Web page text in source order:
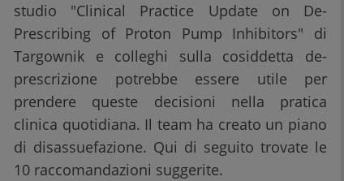
studio "Clinical Practice Update on De-
Prescribing of Proton Pump Inhibitors" di
Targownik e colleghi sulla cosiddetta de-
prescrizione potrebbe essere utile per
prendere queste decisioni nella pratica
clinica quotidiana. Il team ha creato un piano
di disassuefazione. Qui di seguito trovate le
10 raccomandazioni suggerite.